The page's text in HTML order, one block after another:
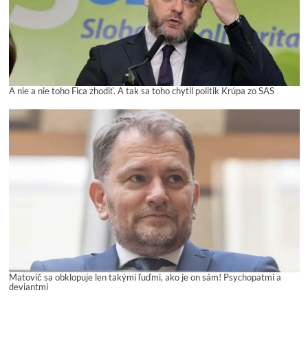
A nie a nie toho Fica zhodiť. A tak sa toho chytil politik Krúpa zo SAS
Matovič sa obklopuje len takými ľuďmi, ako je on sám! Psychopatmi a
deviantmi